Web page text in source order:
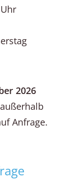
2026
Anfrage.